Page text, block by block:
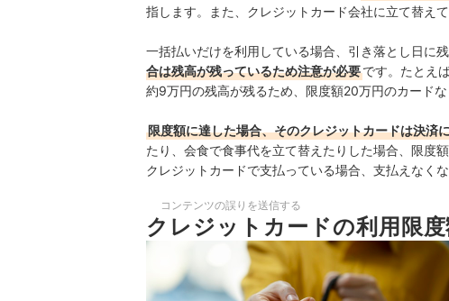
指します。また、クレジットカード会社に立て替え
一括払いだけを利用している場合、引き落とし日に
合は残高が残っているため注意が必要です。たとえ
約9万円の残高が残るため、限度額20万円のカード
限度額に達した場合、そのクレジットカードは決済
たり、会食で食事代を立て替えたりした場合、限度
クレジットカードで支払っている場合、支払えなく
コンテンツの誤りを送信する
クレジットカードの利用限